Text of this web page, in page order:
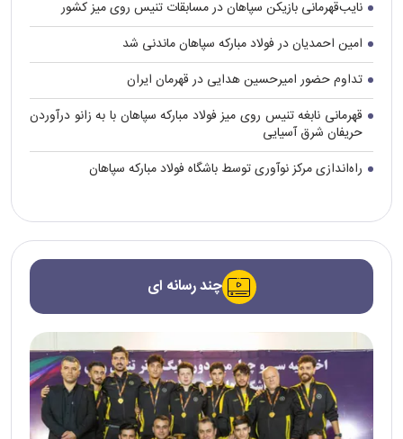
نایب‌قهرمانی بازیکن سپاهان در مسابقات تنیس روی میز کشور
امین احمدیان در فولاد مبارکه سپاهان ماندنی شد
تداوم حضور امیرحسین هدایی در قهرمان ایران
قهرمانی نابغه تنیس روی میز فولاد مبارکه سپاهان با به زانو درآوردن
حریفان شرق آسیایی
راه‌اندازی مرکز نوآوری توسط باشگاه فولاد مبارکه سپاهان
چند رسانه ای